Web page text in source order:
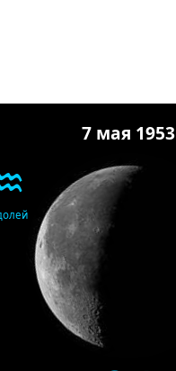
7 мая 1953